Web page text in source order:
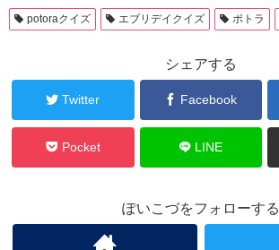
potoraクイズ エブリデイクイズ ポトラ
シェアする
Twitter Facebook
Pocket LINE
ぽいこづをフォローする